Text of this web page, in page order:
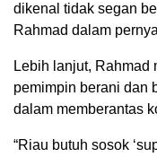
dikenal tidak segan
Rahmad dalam
Lebih lanjut, Rahmad
pemimpin berani dan
dalam memberantas
“Riau butuh sosok